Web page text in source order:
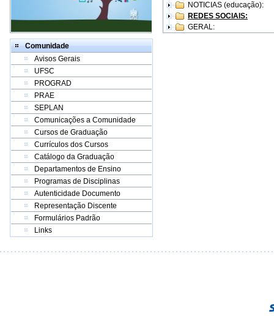
Comunidade
Avisos Gerais
UFSC
PROGRAD
PRAE
SEPLAN
Comunicações a Comunidade
Cursos de Graduação
Currículos dos Cursos
Catálogo da Graduação
Departamentos de Ensino
Programas de Disciplinas
Autenticidade Documento
Representação Discente
Formulários Padrão
Links
NOTICIAS (educação):
REDES SOCIAIS:
GERAL: